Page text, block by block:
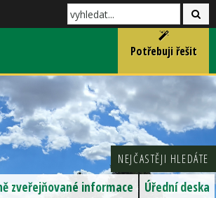
Potřebuji řešit
NEJČASTĚJI HLEDÁTE
Úřední deska
zveřejňované informace